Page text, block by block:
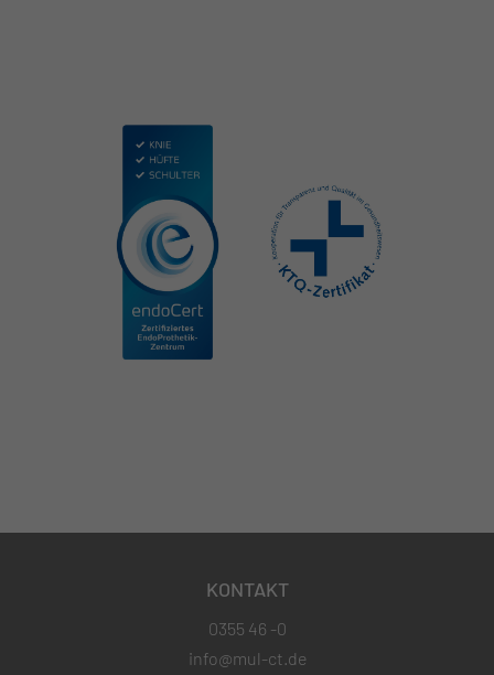
KONTAKT
0355 46 -0
info@mul-ct.de